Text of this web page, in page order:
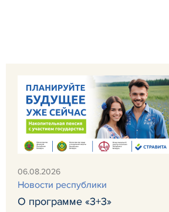
06.08.2026
Новости республики
О программе «3+3»